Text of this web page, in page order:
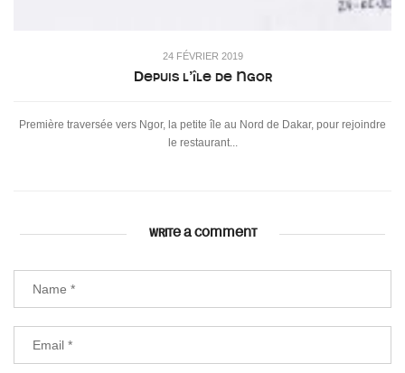
24 FÉVRIER 2019
Depuis l’île de Ngor
Première traversée vers Ngor, la petite île au Nord de Dakar, pour rejoindre
le restaurant...
WRITE A COMMENT